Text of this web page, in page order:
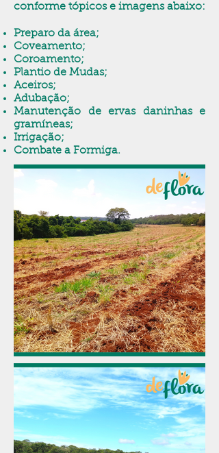
conforme tópicos e imagens abaixo:
Preparo da área;
Coveamento;
Coroamento;
Plantio de Mudas;
Aceiros;
Adubação;
Manutenção de ervas daninhas e
gramíneas;
Irrigação;
Combate a Formiga.